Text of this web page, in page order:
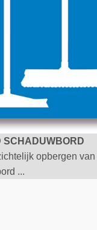
SCHADUWBORD
opbergen
...